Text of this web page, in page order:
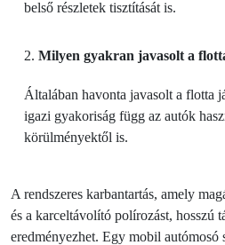
belső részletek tisztítását is.
Milyen gyakran javasolt a
Általában havonta javasolt a flotta
igazi gyakoriság függ az autók
körülményektől is.
A rendszeres karbantartás, amely
és a karceltávolító polírozást, hosszú
eredményezhet. Egy mobil autómosó